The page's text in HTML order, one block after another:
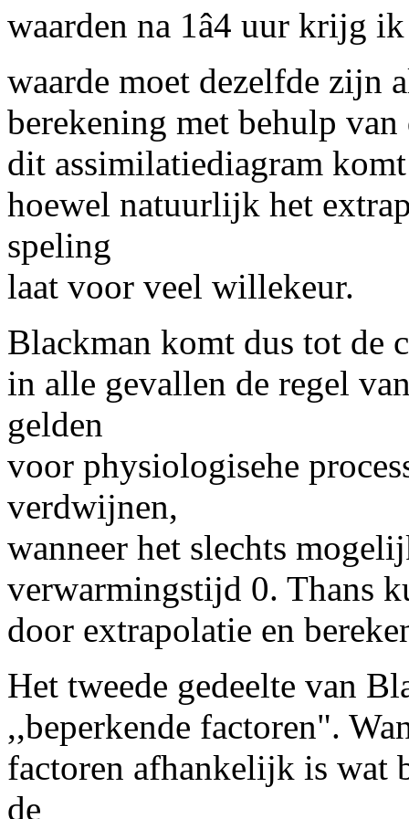
waarden na 1â4 uur krijg
waarde moet dezelfde zijn
berekening met behulp
dit assimilatiediagram
hoewel natuurlijk het
speling
laat voor veel willekeur.
Blackman komt dus tot de
in alle gevallen de regel
gelden
voor physiologisehe
verdwijnen,
wanneer het slechts
verwarmingstijd 0. Thans
door extrapolatie en
Het tweede gedeelte van
,,beperkende factoren".
factoren afhankelijk is wat
de